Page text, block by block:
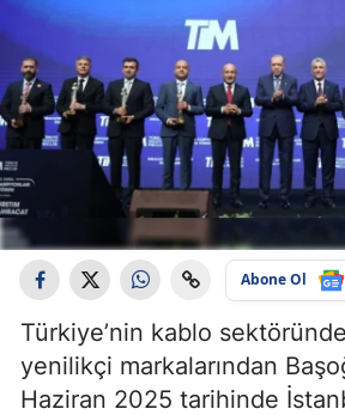
Abone Ol
Türkiye’nin kablo
yenilikçi markalarından
Haziran 2025 tarihinde